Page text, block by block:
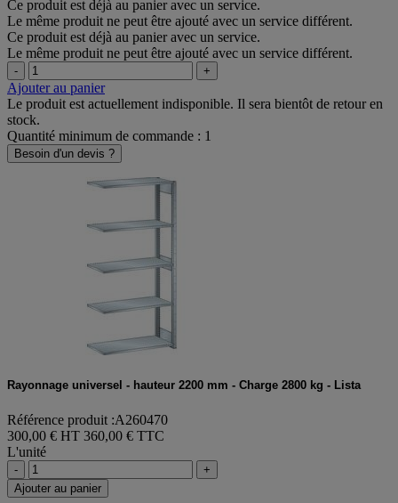
Ce produit est déjà au panier avec un service.
Le même produit ne peut être ajouté avec un service différent.
Ce produit est déjà au panier avec un service.
Le même produit ne peut être ajouté avec un service différent.
- +
Ajouter au panier
Le produit est actuellement indisponible. Il sera bientôt de retour en
stock.
Quantité minimum de commande : 1
Besoin d'un devis ?
Rayonnage universel - hauteur 2200 mm - Charge 2800 kg - Lista
Référence produit :A260470
300,00 € HT 360,00 € TTC
L'unité
-
+
Ajouter au panier